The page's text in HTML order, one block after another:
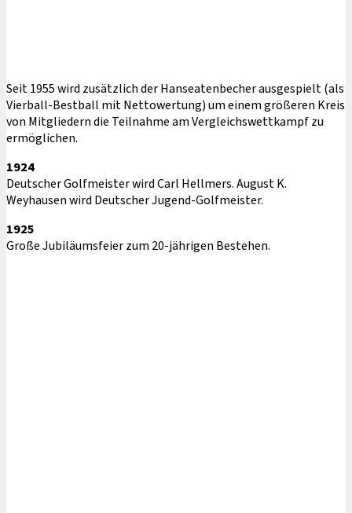
Seit 1955 wird zusätzlich der Hanseatenbecher ausgespielt (als
Vierball-Bestball mit Nettowertung) um einem größeren Kreis
von Mitgliedern die Teilnahme am Vergleichswettkampf zu
ermöglichen.
1924
Deutscher Golfmeister wird Carl Hellmers. August K.
Weyhausen wird Deutscher Jugend-Golfmeister.
1925
Große Jubiläumsfeier zum 20-jährigen Bestehen.